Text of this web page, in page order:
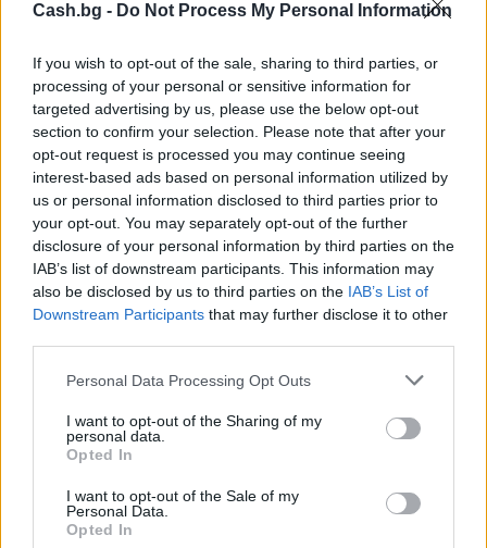
Cash.bg - Do Not Process My Personal Information
If you wish to opt-out of the sale, sharing to third parties, or
processing of your personal or sensitive information for
targeted advertising by us, please use the below opt-out
section to confirm your selection. Please note that after your
opt-out request is processed you may continue seeing
interest-based ads based on personal information utilized by
us or personal information disclosed to third parties prior to
your opt-out. You may separately opt-out of the further
disclosure of your personal information by third parties on the
IAB’s list of downstream participants. This information may
also be disclosed by us to third parties on the IAB’s List of
Downstream Participants that may further disclose it to other
Personal Data Processing Opt Outs
I want to opt-out of the Sharing of my
personal data.
Opted In
I want to opt-out of the Sale of my
Personal Data.
Opted In
Световните цени на портокаловия
сок обновиха минимума си
24.11.2025 / 16:00